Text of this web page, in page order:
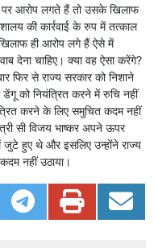
पर आरोप लगते हैं तो उसके खिलाफ
की कार्रवाई के रुप में तत्काल
ही आरोप लगे हैं ऐसे में
देना चाहिए। क्या वह ऐसा करेंगे?
फिर से राज्य सरकार को निशाने
को नियंत्रित करने में रुचि नहीं
करने के लिए समुचित कदम नहीं
सी विजय भाष्कर अपने ऊपर
जुटे हुए थे और इसलिए उन्होंने राज्य
नहीं उठाया।